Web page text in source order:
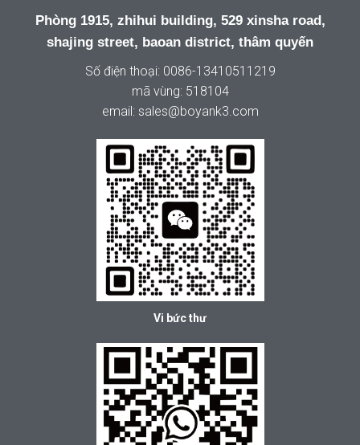
Phòng 1915, zhihui building, 529 xinsha road,
shajing street, baoan district, thâm quyến
Số điện thoại: 0086-13410511219
mã vùng: 518104
email: sales@boyank3.com
Vi bức thư